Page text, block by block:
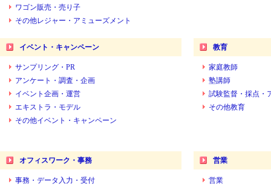
ワゴン販売・売り子
その他レジャー・アミューズメント
イベント・キャンペーン
サンプリング・PR
アンケート・調査・企画
イベント企画・運営
エキストラ・モデル
その他イベント・キャンペーン
教育
家庭教師
塾講師
試験監督・採点・
その他教育
オフィスワーク・事務
事務・データ入力・受付
営業
営業